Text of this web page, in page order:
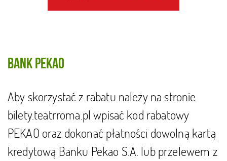
Bank Pekao
Aby skorzystać z rabatu należy na stronie
bilety.teatrroma.pl wpisać kod rabatowy
PEKAO oraz dokonać płatności dowolną kartą
kredytową Banku Pekao S.A. lub przelewem z